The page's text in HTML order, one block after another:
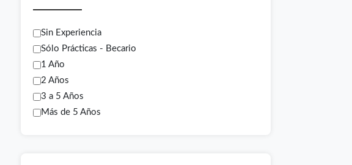
Sin Experiencia
Sólo Prácticas - Becario
1 Año
2 Años
3 a 5 Años
Más de 5 Años